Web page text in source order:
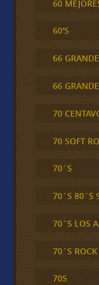
60
60'S
66
66
70
70 SOFT
70´S
70´S 80´S
70´S LOS
70´S ROCK
70S